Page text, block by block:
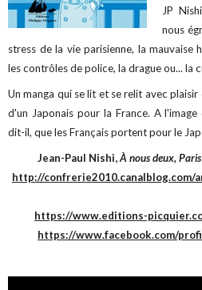
JP
nous
stress de la vie parisienne, la mauvaise
les contrôles de police, la drague ou... la
Un manga qui se lit et se relit avec
d'un Japonais pour la France. A
dit-il, que les Français portent pour le
Jean-Paul Nishi,À nous deux,
http://confrerie2010.canalblog.com/
https://www.editions-
https://www.facebook.com/